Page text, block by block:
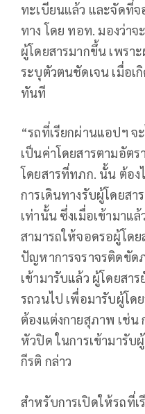
ทะเบียนแล้ว และจัดที่จ
ทาง โดย ทอท. มองว่า
ผู้โดยสารมากขึ้น เพรา
ระบุตัวตนชัดเจน เมื่อเ
ทันที
“รถที่เรียกผ่านแอปฯ จ
เป็นค่าโดยสารตามอัต
โดยสารที่ทภก. นั้น ต้อง
การเดินทางรับผู้โดยส
เท่านั้น ซึ่งเมื่อเข้ามาแ
สามารถให้จอดรอผู้โดย
ปัญหาการจราจรติดขัด
เข้ามารับแล้ว ผู้โดยสา
รถวนไป เพื่อมารับผู้โด
ต้องแต่งกายสุภาพ เช่น
หัวปิด ในการเข้ามารับ
กีรติ กล่าว
สำหรับการเปิดให้รถที่